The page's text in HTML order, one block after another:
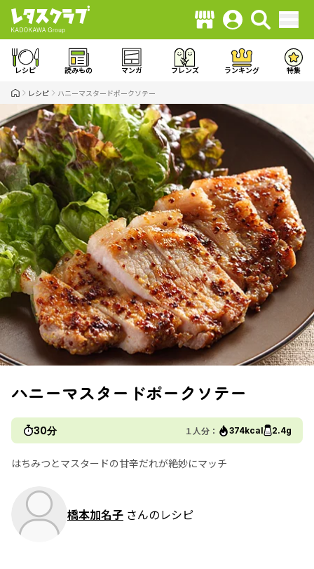
レシピ 読みもの マンガ フレンズ ランキング 特集
レシピ ハニーマスタードポークソテー
ハニーマスタードポークソテー
30分 １人分： 374kcal 2.4g
はちみつとマスタードの甘辛だれが絶妙にマッチ
橋本加名子 さんのレシピ